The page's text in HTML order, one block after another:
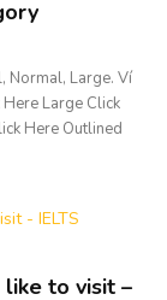
Normal, Large. Ví
Large Click
Here Outlined
to visit –